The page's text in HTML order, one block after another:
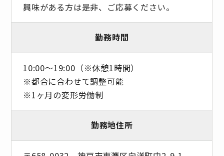
興味がある方は是非、ご応募ください。
勤務時間
10:00～19:00（※休憩1時間）
※都合に合わせて調整可能
※1ヶ月の変形労働制
勤務地住所